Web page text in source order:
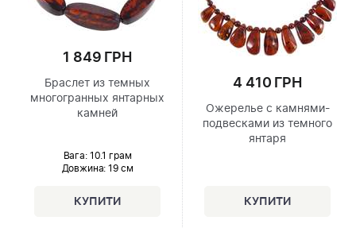
1 849 ГРН
Браслет из темных
многогранных янтарных
камней
Вага: 10.1 грам
Довжина: 19 см
4 410 ГРН
Ожерелье с камнями-
подвесками из темного
янтаря